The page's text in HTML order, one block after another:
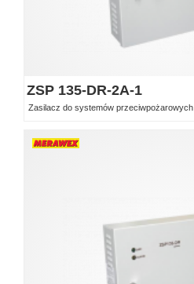
ZSP 135-DR-2A-1
Zasilacz do systemów przeciwpożarowych